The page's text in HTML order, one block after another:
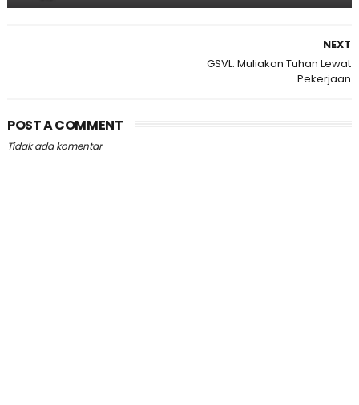
NEXT
GSVL: Muliakan Tuhan Lewat
Pekerjaan
POST A COMMENT
Tidak ada komentar